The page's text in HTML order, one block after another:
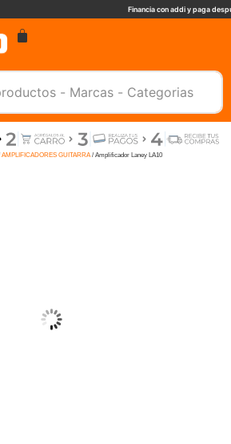
Financia con addi y paga
NOSOTROS TE AYUDAMOS, ESCRIBENOS. 📲
AMPLIFICADORES GUITARRA/ Amplificador Laney LA10